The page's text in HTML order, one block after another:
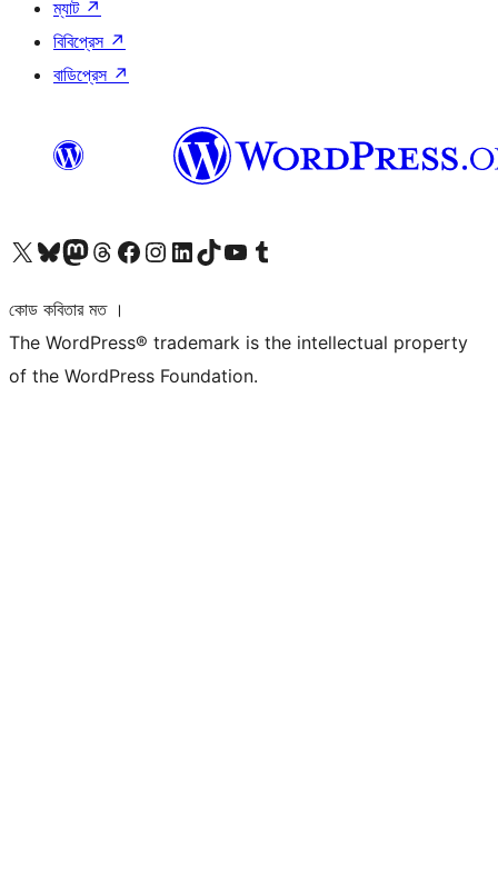
ম্যাট ↗
বিবিপ্রেস ↗
বাডিপ্রেস ↗
আমাদের X (আগের টুইটার) অ্যাকাউন্টে যানআমাদের Bluesky অ্যাকাউন্টটি দেখুনআমাদের মাস্টোডন অ্যাকাউন্টটি দেখুনআমাদের থ্রেডস অ্যাকাউন্টটি দেখুনআমাদের ফেসবুক পেজ দেখুনআমাদের ইন্সটাগ্রাম অ্যাকাউন্ট দেখুনআমাদের লিঙ্কডইন অ্যাকাউন্টে যানআমাদের TikTok অ্যাকাউন্টটি দেখুনআমাদের ইউটিউব চ্যানেলে যান আমাদের টাম্বলার অ্যাকাউন্ট দেখুন
কোড কবিতার মত ।
The WordPress® trademark is the intellectual property
of the WordPress Foundation.